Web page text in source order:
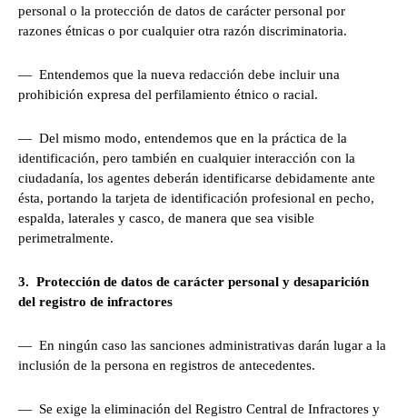
personal o la protección de datos de carácter personal por
razones étnicas o por cualquier otra razón discriminatoria.
— Entendemos que la nueva redacción debe incluir una
prohibición expresa del perfilamiento étnico o racial.
— Del mismo modo, entendemos que en la práctica de la
identificación, pero también en cualquier interacción con la
ciudadanía, los agentes deberán identificarse debidamente ante
ésta, portando la tarjeta de identificación profesional en pecho,
espalda, laterales y casco, de manera que sea visible
perimetralmente.
3. Protección de datos de carácter personal y desaparición
del registro de infractores
— En ningún caso las sanciones administrativas darán lugar a la
inclusión de la persona en registros de antecedentes.
— Se exige la eliminación del Registro Central de Infractores y